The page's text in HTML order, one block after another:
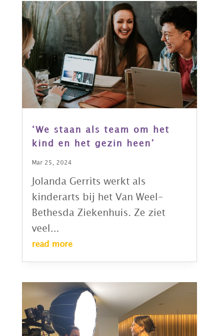
‘We staan als team om het
kind en het gezin heen’
Mar 25, 2024
Jolanda Gerrits werkt als
kinderarts bij het Van Weel-
Bethesda Ziekenhuis. Ze ziet
veel...
read more